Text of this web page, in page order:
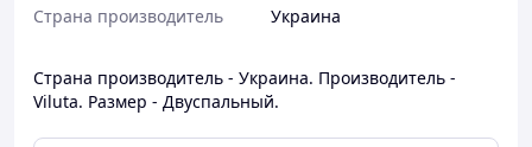
Страна производитель
Украина
Страна производитель - Украина. Производитель -
Viluta. Размер - Двуспальный.